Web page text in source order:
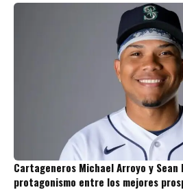
Cartageneros Michael Arroyo y Sean
protagonismo entre los mejores